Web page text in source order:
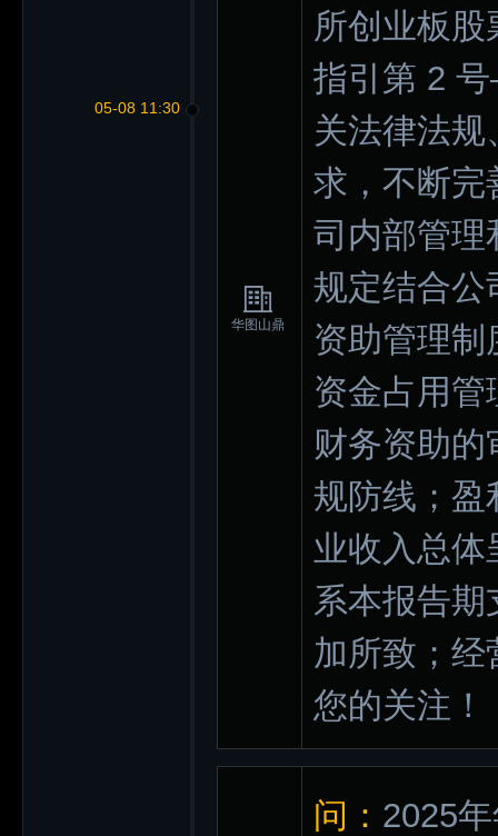
05-08 11:30
华图山鼎
所创业板
指引第 2
关法律法
求，不断完
司内部管理
规定结合公
资助管理
资金占用
财务资助
规防线；盈
业收入总体
系本报告
加所致；
您的关注！
问： 2025